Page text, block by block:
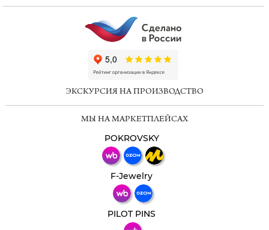
ЭКСКУРСИЯ НА ПРОИЗВОДСТВО
МЫ НА МАРКЕТПЛЕЙСАХ
POKROVSKY
F-Jewelry
PILOT PINS